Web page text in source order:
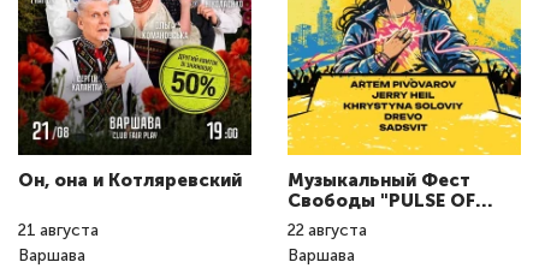
Он, она и Котляревский
21 августа
Варшава
Музыкальный Фест
Свободы "PULSE OF
NATION fest"
22августа
Варшава